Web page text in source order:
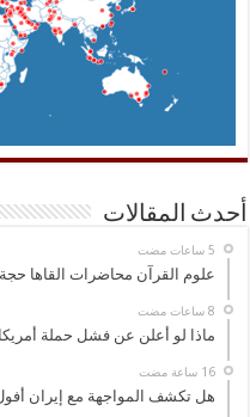
أحدث المقالات
علوم القرآن محاضرات القاها
ماذا لو أعلن عن فشل حملة
‏16 ساعة مضت
هل تكشف المواجهة مع إيران أفول